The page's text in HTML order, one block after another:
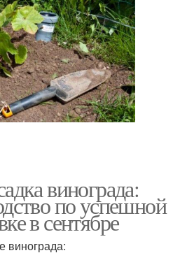
винограда:
по успешной
в сентябре
винограда: